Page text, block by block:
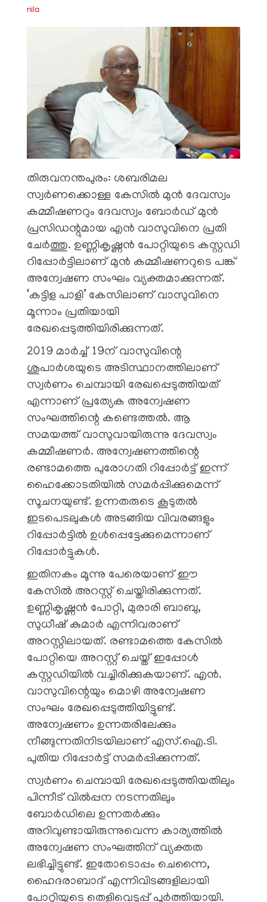
nila
തിരുവനന്തപുരം: ശബരിമല
സ്വർണക്കൊള്ള കേസിൽ മുൻ ദേവസ്വം
കമ്മീഷണറും ദേവസ്വം ബോർഡ് മുൻ
പ്രസിഡന്റുമായ എൻ വാസുവിനെ പ്രതി
ചേർത്തു. ഉണ്ണികൃഷ്ണൻ പോറ്റിയുടെ കസ്റ്റഡി
റിപ്പോർട്ടിലാണ് മുൻ കമ്മീഷണറുടെ പങ്ക്
അന്വേഷണ സംഘം വ്യക്തമാക്കുന്നത്.
‘കട്ടിള പാളി’ കേസിലാണ് വാസുവിനെ
മൂന്നാം പ്രതിയായി
രേഖപ്പെടുത്തിയിരിക്കുന്നത്.
2019 മാർച്ച് 19ന് വാസുവിന്റെ
ശുപാർശയുടെ അടിസ്ഥാനത്തിലാണ്
സ്വർണം ചെമ്പായി രേഖപ്പെടുത്തിയത്
എന്നാണ് പ്രത്യേക അന്വേഷണ
സംഘത്തിന്റെ കണ്ടെത്തൽ. ആ
സമയത്ത് വാസുവായിരുന്നു ദേവസ്വം
കമ്മീഷണർ. അന്വേഷണത്തിന്റെ
രണ്ടാമത്തെ പുരോഗതി റിപ്പോർട്ട് ഇന്ന്
ഹൈക്കോടതിയിൽ സമർപ്പിക്കുമെന്ന്
സൂചനയുണ്ട്. ഉന്നതരുടെ കൂടുതൽ
ഇടപെടലുകൾ അടങ്ങിയ വിവരങ്ങളും
റിപ്പോർട്ടിൽ ഉൾപ്പെട്ടേക്കുമെന്നാണ്
റിപ്പോർട്ടുകൾ.
ഇതിനകം മൂന്നു പേരെയാണ് ഈ
കേസിൽ അറസ്റ്റ് ചെയ്തിരിക്കുന്നത്.
ഉണ്ണികൃഷ്ണൻ പോറ്റി, മുരാരി ബാബു,
സുധീഷ് കുമാർ എന്നിവരാണ്
അറസ്റ്റിലായത്. രണ്ടാമത്തെ കേസിൽ
പോറ്റിയെ അറസ്റ്റ് ചെയ്ത് ഇപ്പോൾ
കസ്റ്റഡിയിൽ വച്ചിരിക്കുകയാണ്. എൻ.
വാസുവിന്റെയും മൊഴി അന്വേഷണ
സംഘം രേഖപ്പെടുത്തിയിട്ടുണ്ട്.
അന്വേഷണം ഉന്നതരിലേക്കും
നീങ്ങുന്നതിനിടയിലാണ് എസ്.ഐ.ടി.
പുതിയ റിപ്പോർട്ട് സമർപ്പിക്കുന്നത്.
സ്വർണം ചെമ്പായി രേഖപ്പെടുത്തിയതിലും
പിന്നീട് വിൽപ്പന നടന്നതിലും
ബോർഡിലെ ഉന്നതർക്കും
അറിവുണ്ടായിരുന്നുവെന്ന കാര്യത്തിൽ
അന്വേഷണ സംഘത്തിന് വ്യക്തത
ലഭിച്ചിട്ടുണ്ട്. ഇതോടൊപ്പം ചെന്നൈ,
ഹൈദരാബാദ് എന്നിവിടങ്ങളിലായി
പോറ്റിയുടെ തെളിവെടുപ്പ് പൂർത്തിയായി.